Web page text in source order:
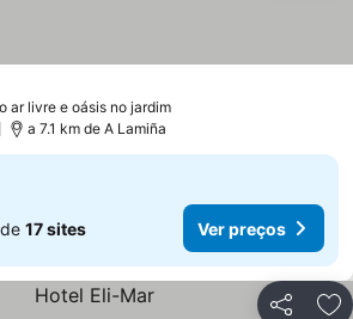
ar livre e oásis no jardim
a 7.1 km de A Lamiña
17 sites Ver preços